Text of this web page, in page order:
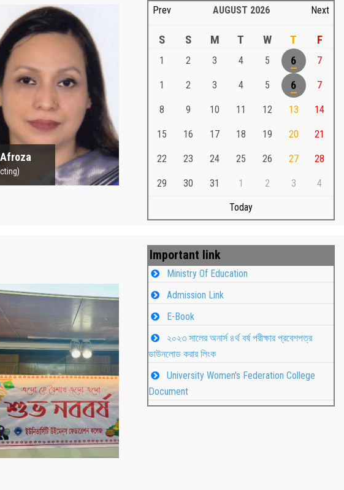
Afroza
Principal (Acting)
Md. Shafiullah Sarker
Md. Shafiullah Sarkar , Professor , Teacher
Md. Shafiullah Sarker
Md. Shafiullah Sarkar , Professor ,
Teacher Representative
Prev AUGUST 2026 Next
S S M T W T F
1 2 3 4 5 6 7
1 2 3 4 5 6 7
8 9 10 11 12 13 14
15 16 17 18 19 20 21
22 23 24 25 26 27 28
29 30 31 1 2 3 4
Today
১৪৩২ উদযাপন
Important link
Ministry Of Education
Admission Link
E-Book
২০২৩ সালের অনার্স ৪র্থ বর্ষ পরীক্ষার প্রবেশপত্র
ডাউনলোড করার লিংক
University Women's Federation College
Document